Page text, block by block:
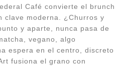
Café convierte el brunch
clave moderna. ¿Churros y
y aparte, nunca pasa de
vegano, algo
espera en el centro, discreto
fusiona el grano con